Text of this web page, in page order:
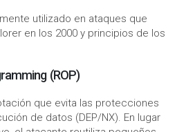
utilizado en ataques que
en los 2000 y principios de los
(ROP)
que evita las protecciones
de datos (DEP/NX). En lugar